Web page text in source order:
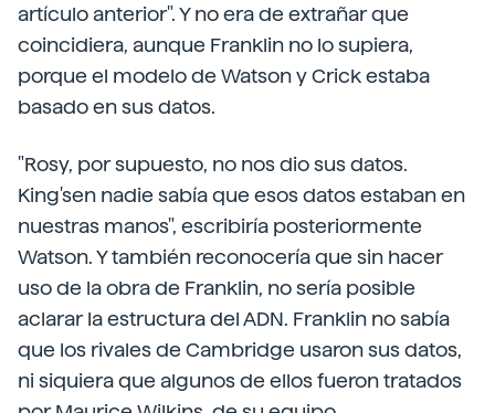
artículo anterior". Y no era de extrañar que
coincidiera, aunque Franklin no lo supiera,
porque el modelo de Watson y Crick estaba
basado en sus datos.
"Rosy, por supuesto, no nos dio sus datos.
King'sen nadie sabía que esos datos estaban en
nuestras manos", escribiría posteriormente
Watson. Y también reconocería que sin hacer
uso de la obra de Franklin, no sería posible
aclarar la estructura del ADN. Franklin no sabía
que los rivales de Cambridge usaron sus datos,
ni siquiera que algunos de ellos fueron tratados